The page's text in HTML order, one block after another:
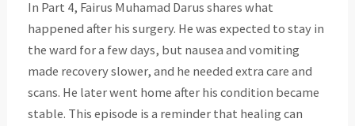
In Part 4, Fairus Muhamad Darus shares what
happened after his surgery. He was expected to stay in
the ward for a few days, but nausea and vomiting
made recovery slower, and he needed extra care and
scans. He later went home after his condition became
stable. This episode is a reminder that healing can